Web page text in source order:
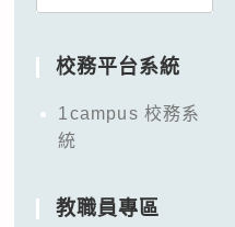
校務平台系統
1campus 校務系
統
教職員專區